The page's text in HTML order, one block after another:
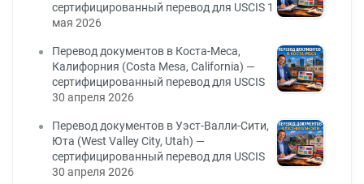
сертифицированный перевод для USCIS 1
мая 2026
Перевод документов в Коста-Меса,
Калифорния (Costa Mesa, California) —
сертифицированный перевод для USCIS
30 апреля 2026
Перевод документов в Уэст-Валли-Сити,
Юта (West Valley City, Utah) —
сертифицированный перевод для USCIS
30 апреля 2026